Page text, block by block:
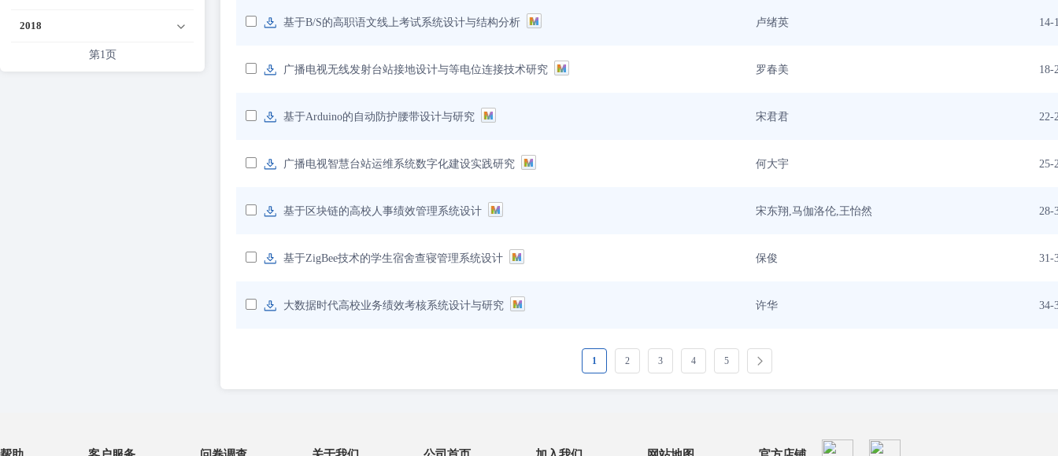
2018
第1页
基于B/S的高职语文线上考试系统设计与结构分析 卢绪英 14-
广播电视无线发射台站接地设计与等电位连接技术研究 罗春美 18-
基于Arduino的自动防护腰带设计与研究 宋君君 22-
广播电视智慧台站运维系统数字化建设实践研究 何大宇 25-
基于区块链的高校人事绩效管理系统设计 宋东翔,马伽洛伦,王怡然 28-
基于ZigBee技术的学生宿舍查寝管理系统设计 保俊 31-
大数据时代高校业务绩效考核系统设计与研究 许华 34-
1 2 3 4 5